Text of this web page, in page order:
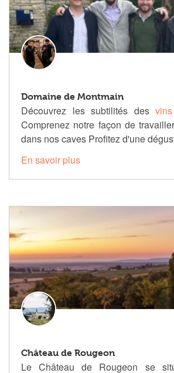
Domaine de Montmain
Découvrez les subtilités des
Comprenez notre façon de
dans nos caves Profitez d'une
En savoir plus
Château de Rougeon
Le Château de Rougeon se